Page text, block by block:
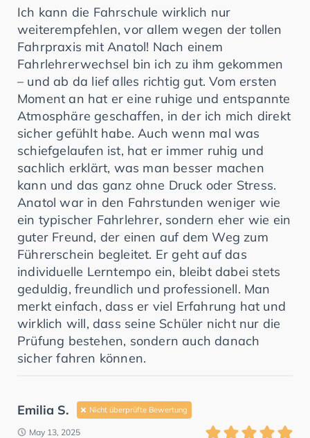
Ich kann die Fahrschule wirklich nur
weiterempfehlen, vor allem wegen der tollen
Fahrpraxis mit Anatol! Nach einem
Fahrlehrerwechsel bin ich zu ihm gekommen
– und ab da lief alles richtig gut. Vom ersten
Moment an hat er eine ruhige und entspannte
Atmosphäre geschaffen, in der ich mich direkt
sicher gefühlt habe. Auch wenn mal was
schiefgelaufen ist, hat er immer ruhig und
sachlich erklärt, was man besser machen
kann und das ganz ohne Druck oder Stress.
Anatol war in den Fahrstunden weniger wie
ein typischer Fahrlehrer, sondern eher wie ein
guter Freund, der einen auf dem Weg zum
Führerschein begleitet. Er geht auf das
individuelle Lerntempo ein, bleibt dabei stets
geduldig, freundlich und professionell. Man
merkt einfach, dass er viel Erfahrung hat und
wirklich will, dass seine Schüler nicht nur die
Prüfung bestehen, sondern auch danach
sicher fahren können.
Emilia S. Nicht überprüfte Bewertung
May 13, 2025